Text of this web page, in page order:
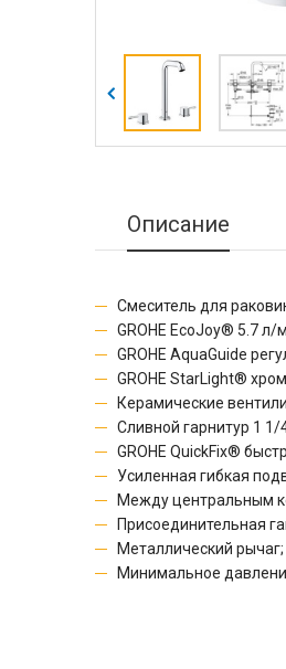
Описание
Смеситель для
GROHE EcoJoy® 5.7 л/
GROHE AquaGuide
GROHE StarLight®
Керамические
Сливной гарнитур 1 1/
GROHE QuickFix®
Усиленная гибкая
Между центральным
Присоединительная
Металлический рычаг;
Минимальное